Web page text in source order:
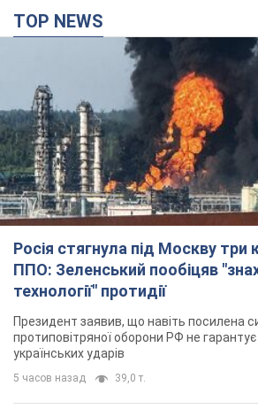
Росія стягнула під Москву три
ППО: Зеленський пообіцяв
технології" протидії
Президент заявив, що навіть посилена
протиповітряної оборони РФ не гарантує
українських ударів
5 часов назад 39,0 т.
Україна придбала у Туреччини
ракет і багато іншого
США оприлюднили список
Держдеп вже поставив до відома
6 часов назад 10,7 т.
"Нас почули на одне вухо": у